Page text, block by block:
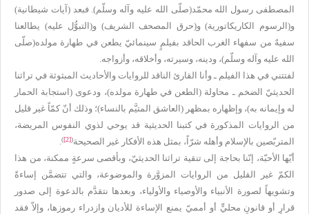
المصطفى رسول الله محمّد(صلّى الله عليه وآله وسلّم). فبعد (آيات شيطانية)
و(الرسوم الكاريكاتورية) و(حرق المصحف الشريف) و(التبوُّل عليه) يطالعنا
سفيهٌ من سفهاء الغرب الحاقد بفيلمٍ سينمائيّ يطعن في طهارة مولده(صلّى
الله عليه وآله وسلّم)، ودينه، وسيرته، وأخلاقه، وأزواجه.
لفتتني في هذا الفيلم ـ وأنا القارئ الناقد للروايات والأحاديث المبثوثة في تراثنا
الحديثيّ الضخم ـ محاولة (الطعن في طهارة مولده)، ودعوى (استجابة الحمار
له وإيمانه به)، وإظهاره بمظهر (العاشق المتيَّم بالنساء)؛ وذلك أنّ كمّاً غير قليل
من الروايات المذكورة في كتبنا الحديثية قد يوحي لذوي النفوس المريضة،
المتربّصين بالإسلام وأهله شرّاً، بمثل هذه الأفكار غير الصحيحة(
[2]
)
.
أيّها الأحبّة، إنّنا بحاجة إلى تنقية تراثنا الحديثيّ، وبأقصى سرعةٍ ممكنة، من هذا
الكمّ غير القليل من الروايات المزوَّرة والموضوعة، والتي تتضمَّن إساءةً
وتشويهاً لصورة الأنبياء والأوصياء والأولياء، وبعدها نتقدَّم بالدعوة إلى صدور
قرارٍ أو قانونٍ محليٍّ أو أمميّ يمنع الإساءة للأديان وازدراء رموزها، وإلاّ فقد